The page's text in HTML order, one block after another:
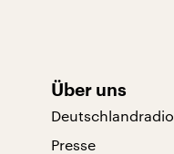
Über uns
Deutschlandradio
Presse